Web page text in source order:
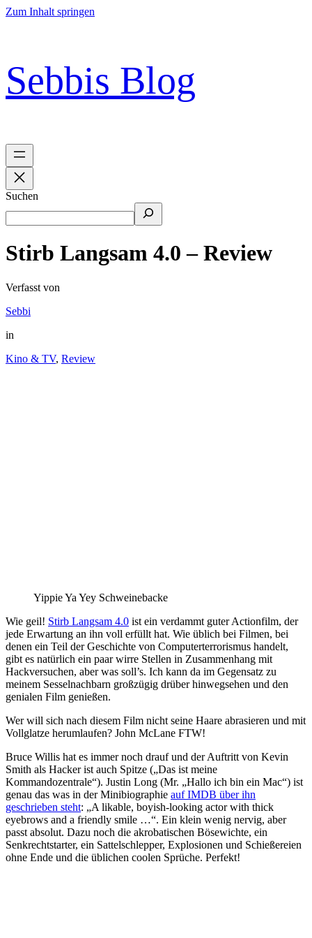
Zum Inhalt springen
Sebbis Blog
Suchen
Stirb Langsam 4.0 – Review
Verfasst von
Sebbi
in
Kino & TV, Review
Yippie Ya Yey Schweinebacke
Wie geil! Stirb Langsam 4.0 ist ein verdammt guter Actionfilm, der
jede Erwartung an ihn voll erfüllt hat. Wie üblich bei Filmen, bei
denen ein Teil der Geschichte von Computerterrorismus handelt,
gibt es natürlich ein paar wirre Stellen in Zusammenhang mit
Hackversuchen, aber was soll’s. Ich kann da im Gegensatz zu
meinem Sesselnachbarn großzügig drüber hinwegsehen und den
genialen Film genießen.
Wer will sich nach diesem Film nicht seine Haare abrasieren und mit
Vollglatze herumlaufen? John McLane FTW!
Bruce Willis hat es immer noch drauf und der Auftritt von Kevin
Smith als Hacker ist auch Spitze („Das ist meine
Kommandozentrale“). Justin Long (Mr. „Hallo ich bin ein Mac“) ist
genau das was in der Minibiographie auf IMDB über ihn
geschrieben steht: „A likable, boyish-looking actor with thick
eyebrows and a friendly smile …“. Ein klein wenig nervig, aber
passt absolut. Dazu noch die akrobatischen Bösewichte, ein
Senkrechtstarter, ein Sattelschlepper, Explosionen und Schießereien
ohne Ende und die üblichen coolen Sprüche. Perfekt!